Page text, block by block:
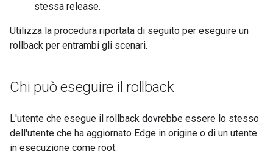
stessa release.
Utilizza la procedura riportata di seguito per eseguire un
rollback per entrambi gli scenari.
Chi può eseguire il rollback
L'utente che esegue il rollback dovrebbe essere lo stesso
dell'utente che ha aggiornato Edge in origine o di un utente
in esecuzione come root.